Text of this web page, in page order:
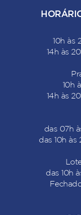
10h às
14h às
10h
14h às
das 07h
das 10h às
das 10h